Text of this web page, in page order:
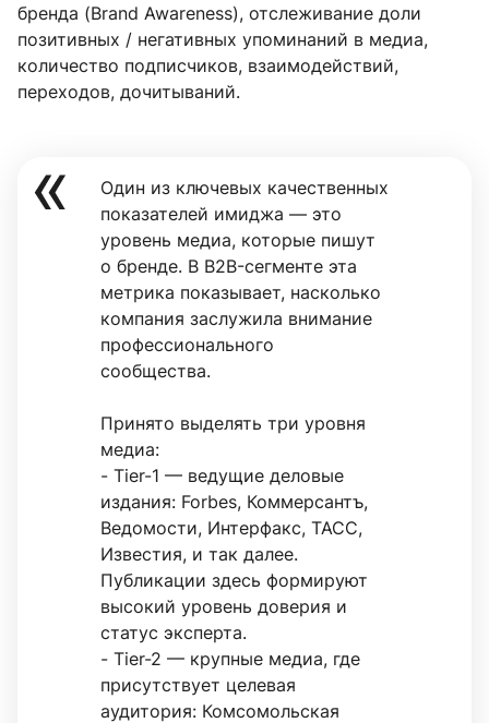
бренда (Brand Awareness), отслеживание доли
позитивных / негативных упоминаний в медиа,
количество подписчиков, взаимодействий,
переходов, дочитываний.
Один из ключевых качественных
показателей имиджа — это
уровень медиа, которые пишут
о бренде. В B2B-сегменте эта
метрика показывает, насколько
компания заслужила внимание
профессионального
сообщества.
Принято выделять три уровня
медиа:
- Tier-1 — ведущие деловые
издания: Forbes, Коммерсантъ,
Ведомости, Интерфакс, ТАСС,
Известия, и так далее.
Публикации здесь формируют
высокий уровень доверия и
статус эксперта.
- Tier-2 — крупные медиа, где
присутствует целевая
аудитория: Комсомольская